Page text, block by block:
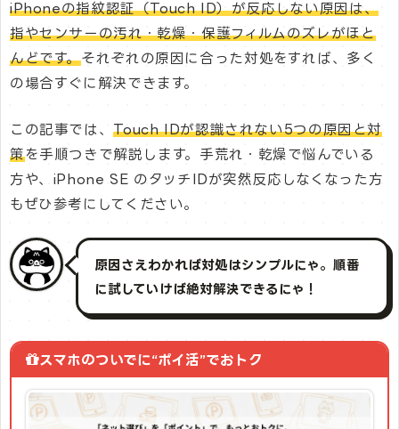
iPhoneの指紋認証（Touch ID）が反応しない原因は、
指やセンサーの汚れ・乾燥・保護フィルムのズレがほと
んどです。それぞれの原因に合った対処をすれば、多く
の場合すぐに解決できます。
この記事では、Touch IDが認識されない5つの原因と対
策を手順つきで解説します。手荒れ・乾燥で悩んでいる
方や、iPhone SE のタッチIDが突然反応しなくなった方
もぜひ参考にしてください。
原因さえわかれば対処はシンプルにゃ。順番
に試していけば絶対解決できるにゃ！
スマホのついでに“ポイ活”でおトク